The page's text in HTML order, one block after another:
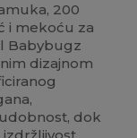
200
i mekoću za
Babybugz
dizajnom
dok